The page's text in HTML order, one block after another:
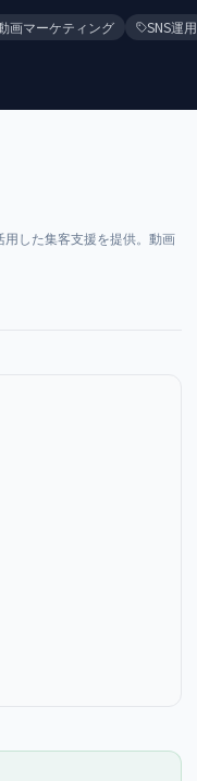
画マーケティング SNS運用
した集客支援を提供。動画